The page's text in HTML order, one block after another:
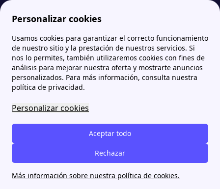
Personalizar cookies
Usamos cookies para garantizar el correcto funcionamiento
de nuestro sitio y la prestación de nuestros servicios. Si
nos lo permites, también utilizaremos cookies con fines de
análisis para mejorar nuestra oferta y mostrarte anuncios
personalizados. Para más información, consulta nuestra
política de privacidad.
Personalizar cookies
Aceptar todo
Rechazar
Más información sobre nuestra política de cookies.
Papernest.es More Tarifas de luz TUR de luz: ¿Qué es la TUR de luz y cómo ha pasado a ser PVPC?
TUR de luz: ¿Qué es la TUR
de luz y cómo ha pasado a
ser PVPC?
LaTarifa de Último Recurso de luz
corresponde hoy a la
PVPC
que varía cada hora según el mercado eléctrico
actualmente, quién puede contratarla y sus